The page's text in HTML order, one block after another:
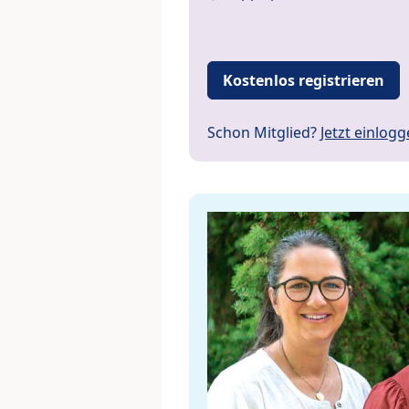
Kostenlos registrieren
Schon Mitglied? Jetzt